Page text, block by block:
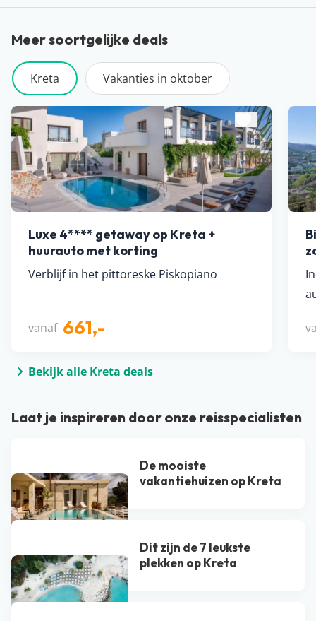
Meer soortgelijke deals
Kreta Vakanties in oktober
Luxe 4**** getaway op Kreta +
huurauto met korting
Verblijf in het pittoreske Piskopiano
vanaf 661,-
Bekijk alle Kreta deals
Laat je inspireren door onze reisspecialisten
De mooiste
vakantiehuizen op Kreta
Dit zijn de 7 leukste
plekken op Kreta